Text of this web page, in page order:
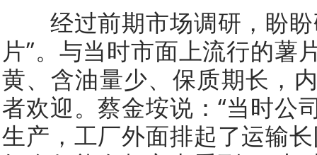
经过前期市场调研，盼盼
片”。与当时市面上流行的薯
黄、含油量少、保质期长，
者欢迎。蔡金垵说：“当时公
生产，工厂外面排起了运输